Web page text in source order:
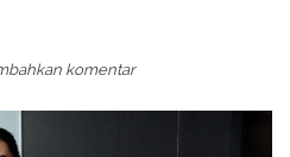
komentar